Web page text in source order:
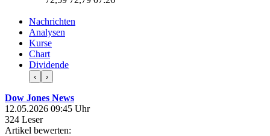
Nachrichten
Analysen
Kurse
Chart
Dividende
‹ ›
Dow Jones News
12.05.2026 09:45 Uhr
324 Leser
Artikel bewerten: